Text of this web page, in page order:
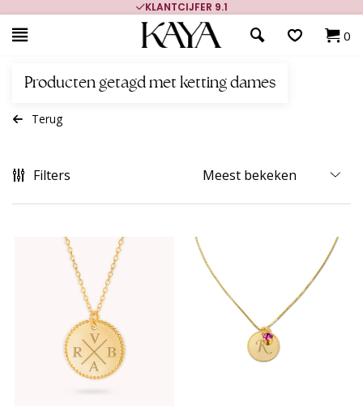
700.000+ TEVREDEN KLANTEN
0
Producten getagd met ketting dames
Terug
Filters